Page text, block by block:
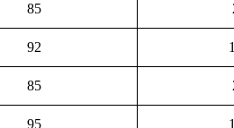
85
92
85
95